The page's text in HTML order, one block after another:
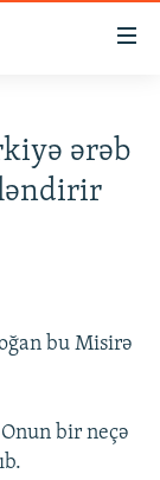
ərəb
bu Misirə
bir neçə